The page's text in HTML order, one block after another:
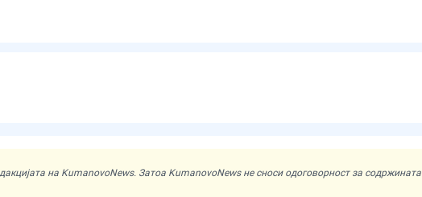
на KumanovoNews. Затоа KumanovoNews не сноси одоговорност за содржината